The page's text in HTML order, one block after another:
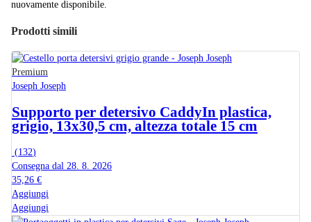
nuovamente disponibile.
Prodotti simili
Premium
Joseph Joseph
Supporto per detersivo CaddyIn plastica,
grigio, 13x30,5 cm, altezza totale 15 cm
(132)
Consegna dal 28. 8. 2026
35,26 €
Aggiungi
Aggiungi